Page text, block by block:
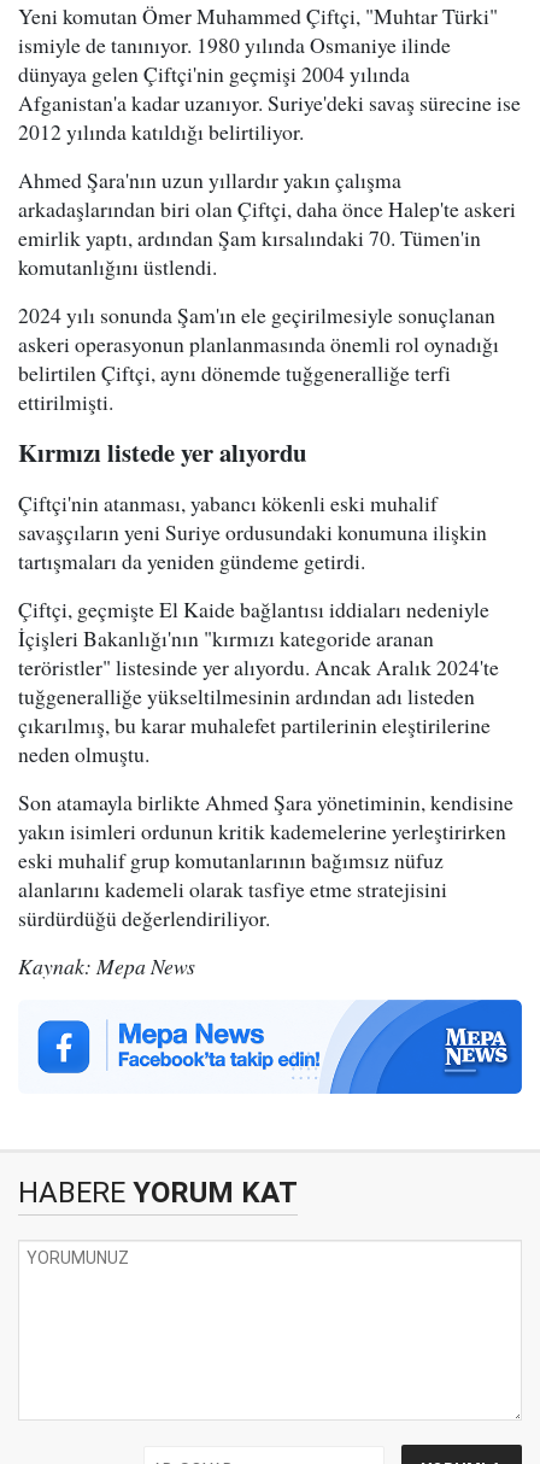
Yeni komutan Ömer Muhammed Çiftçi, "Muhtar Türki"
ismiyle de tanınıyor. 1980 yılında Osmaniye ilinde
dünyaya gelen Çiftçi'nin geçmişi 2004 yılında
Afganistan'a kadar uzanıyor. Suriye'deki savaş sürecine ise
2012 yılında katıldığı belirtiliyor.
Ahmed Şara'nın uzun yıllardır yakın çalışma
arkadaşlarından biri olan Çiftçi, daha önce Halep'te askeri
emirlik yaptı, ardından Şam kırsalındaki 70. Tümen'in
komutanlığını üstlendi.
2024 yılı sonunda Şam'ın ele geçirilmesiyle sonuçlanan
askeri operasyonun planlanmasında önemli rol oynadığı
belirtilen Çiftçi, aynı dönemde tuğgeneralliğe terfi
ettirilmişti.
Kırmızı listede yer alıyordu
Çiftçi'nin atanması, yabancı kökenli eski muhalif
savaşçıların yeni Suriye ordusundaki konumuna ilişkin
tartışmaları da yeniden gündeme getirdi.
Çiftçi, geçmişte El Kaide bağlantısı iddiaları nedeniyle
İçişleri Bakanlığı'nın "kırmızı kategoride aranan
teröristler" listesinde yer alıyordu. Ancak Aralık 2024'te
tuğgeneralliğe yükseltilmesinin ardından adı listeden
çıkarılmış, bu karar muhalefet partilerinin eleştirilerine
neden olmuştu.
Son atamayla birlikte Ahmed Şara yönetiminin, kendisine
yakın isimleri ordunun kritik kademelerine yerleştirirken
eski muhalif grup komutanlarının bağımsız nüfuz
alanlarını kademeli olarak tasfiye etme stratejisini
sürdürdüğü değerlendiriliyor.
Kaynak: Mepa News
HABERE YORUM KAT